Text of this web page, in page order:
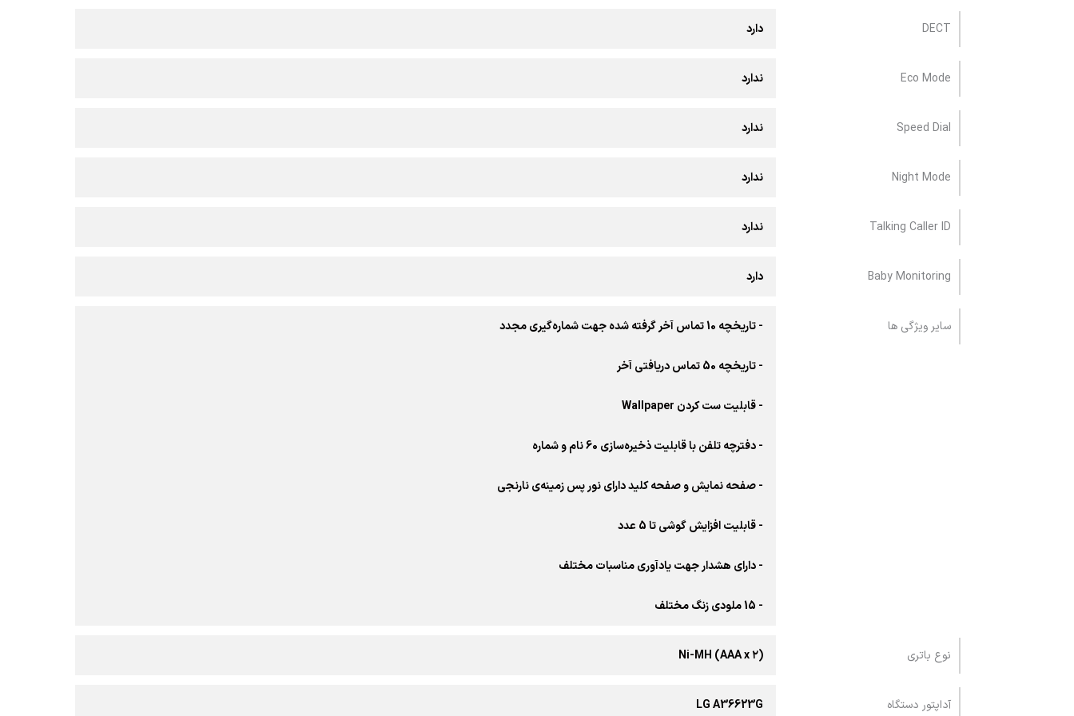
DECT دارد
Eco Mode ندارد
Speed Dial ندارد
Night Mode ندارد
Talking Caller ID ندارد
Baby Monitoring دارد
سایر ویژگی ها - تاریخچه 10 تماس آخر گرفته شده جهت شماره‌گیری مجدد
- تاریخچه 50 تماس دریافتی آخر
- قابلیت ست کردن Wallpaper
- دفترچه تلفن با قابلیت ذخیره‌سازی 60 نام و شماره
- صفحه نمایش و صفحه کلید دارای نور پس زمینه‌ی نارنجی
- قابلیت افزایش گوشی تا 5 عدد
- دارای هشدار جهت یادآوری مناسبات مختلف
- 15 ملودی زنگ مختلف
نوع باتری (Ni-MH (AAA x ۲
آداپتور دستگاه LG A36623G